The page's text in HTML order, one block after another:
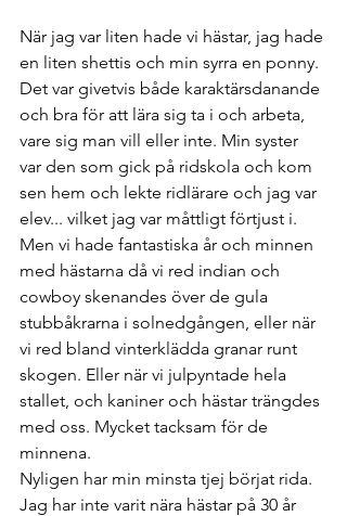
När jag var liten hade vi hästar, jag hade
en liten shettis och min syrra en ponny.
Det var givetvis både karaktärsdanande
och bra för att lära sig ta i och arbeta,
vare sig man vill eller inte. Min syster
var den som gick på ridskola och kom
sen hem och lekte ridlärare och jag var
elev... vilket jag var måttligt förtjust i.
Men vi hade fantastiska år och minnen
med hästarna då vi red indian och
cowboy skenandes över de gula
stubbåkrarna i solnedgången, eller när
vi red bland vinterklädda granar runt
skogen. Eller när vi julpyntade hela
stallet, och kaniner och hästar trängdes
med oss. Mycket tacksam för de
minnena.
Nyligen har min minsta tjej börjat rida.
Jag har inte varit nära hästar på 30 år